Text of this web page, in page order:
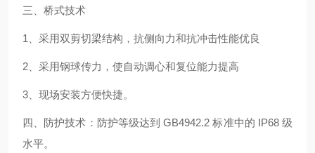
三、桥式技术
1、采用双剪切梁结构，抗侧向力和抗冲击性能优良
2、采用钢球传力，使自动调心和复位能力提高
3、现场安装方便快捷。
四、防护技术：防护等级达到 GB4942.2 标准中的 IP68 级
水平。